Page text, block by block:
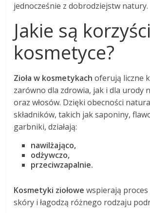
jednocześnie z dobrodziejstw natury.
Jakie są
kosmetyce?
Zioła w kosmetykach oferują liczne
zarówno dla zdrowia, jak i dla urody
oraz włosów. Dzięki obecności
składników, takich jak saponiny,
garbniki, działają:
nawilżająco,
odżywczo,
przeciwzapalnie.
Kosmetyki ziołowe wspierają
skóry i łagodzą różnego rodzaju